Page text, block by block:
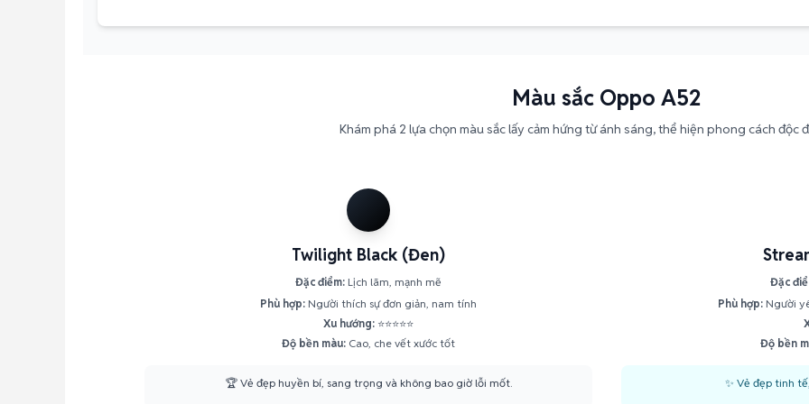
Màu sắc Oppo A52
Khám phá 2 lựa chọn màu sắc lấy cảm hứng từ ánh sáng, thể hiện phong cách độc
Twilight Black (Đen)
Đặc điểm: Lịch lãm, mạnh mẽ
Phù hợp: Người thích sự đơn giản, nam tính
Xu hướng: ⭐⭐⭐⭐⭐
Độ bền màu: Cao, che vết xước tốt
🏆 Vẻ đẹp huyền bí, sang trọng và không bao giờ lỗi mốt.
Đặc
Phù hợp: Người
Độ bền
✨ Vẻ đẹp tinh